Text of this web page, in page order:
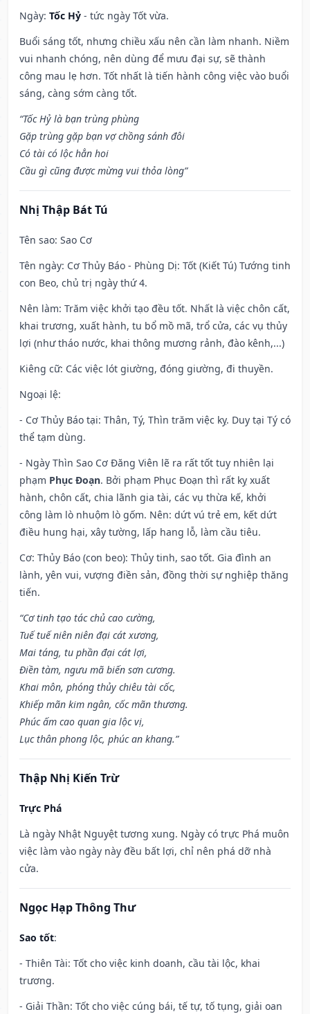
Ngày: Tốc Hỷ - tức ngày Tốt vừa.
Buổi sáng tốt, nhưng chiều xấu nên cần làm nhanh. Niềm
vui nhanh chóng, nên dùng để mưu đại sự, sẽ thành
công mau lẹ hơn. Tốt nhất là tiến hành công việc vào buổi
sáng, càng sớm càng tốt.
“Tốc Hỷ là bạn trùng phùng
Gặp trùng gặp bạn vợ chồng sánh đôi
Có tài có lộc hẳn hoi
Cầu gì cũng được mừng vui thỏa lòng”
Nhị Thập Bát Tú
Tên sao: Sao Cơ
Tên ngày: Cơ Thủy Báo - Phùng Dị: Tốt (Kiết Tú) Tướng tinh
con Beo, chủ trị ngày thứ 4.
Nên làm: Trăm việc khởi tạo đều tốt. Nhất là việc chôn cất,
khai trương, xuất hành, tu bổ mồ mã, trổ cửa, các vụ thủy
lợi (như tháo nước, khai thông mương rảnh, đào kênh,...)
Kiêng cữ: Các việc lót giường, đóng giường, đi thuyền.
Ngoại lệ:
- Cơ Thủy Báo tại: Thân, Tý, Thìn trăm việc kỵ. Duy tại Tý có
thể tạm dùng.
- Ngày Thìn Sao Cơ Đăng Viên lẽ ra rất tốt tuy nhiên lại
phạm Phục Đoạn. Bởi phạm Phục Đoạn thì rất kỵ xuất
hành, chôn cất, chia lãnh gia tài, các vụ thừa kế, khởi
công làm lò nhuộm lò gốm. Nên: dứt vú trẻ em, kết dứt
điều hung hại, xây tường, lấp hang lỗ, làm cầu tiêu.
Cơ: Thủy Báo (con beo): Thủy tinh, sao tốt. Gia đình an
lành, yên vui, vượng điền sản, đồng thời sự nghiệp thăng
tiến.
“Cơ tinh tạo tác chủ cao cường,
Tuế tuế niên niên đại cát xương,
Mai táng, tu phần đại cát lợi,
Điền tàm, ngưu mã biến sơn cương.
Khai môn, phóng thủy chiêu tài cốc,
Khiếp mãn kim ngân, cốc mãn thương.
Phúc ấm cao quan gia lộc vị,
Lục thân phong lộc, phúc an khang.”
Thập Nhị Kiến Trừ
Trực Phá
Là ngày Nhật Nguyệt tương xung. Ngày có trực Phá muôn
việc làm vào ngày này đều bất lợi, chỉ nên phá dỡ nhà
cửa.
Ngọc Hạp Thông Thư
Sao tốt:
- Thiên Tài: Tốt cho việc kinh doanh, cầu tài lộc, khai
trương.
- Giải Thần: Tốt cho việc cúng bái, tế tự, tố tụng, giải oan